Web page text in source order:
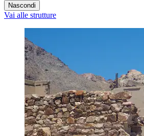
Nascondi
Vai alle strutture